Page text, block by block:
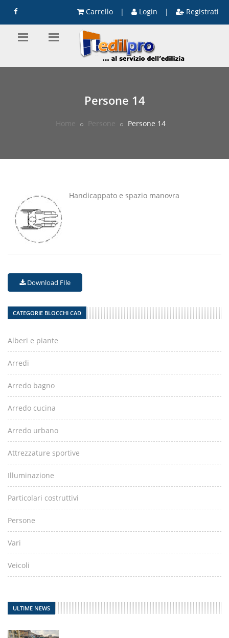
Carrello | Login | Registrati
Persone 14
Home Persone Persone 14
Handicappato e spazio manovra
Download FIle
CATEGORIE BLOCCHI CAD
Alberi e piante
Arredi
Arredo bagno
Arredo cucina
Arredo urbano
Attrezzature sportive
Illuminazione
Particolari costruttivi
Persone
Vari
Veicoli
ULTIME NEWS